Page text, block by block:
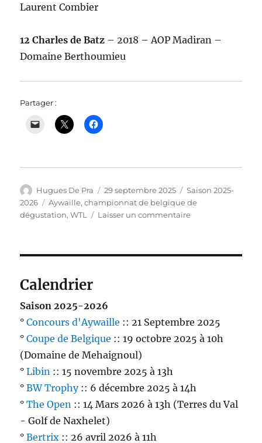
Laurent Combier
12 Charles de Batz – 2018 – AOP Madiran –
Domaine Berthoumieu
Partager :
Auteur
Hugues De Pra
Publié
le
29 septembre 2025 Catégories
Saison 2025-
2026
Étiquettes
Aywaille,championnat de belgique de
dégustation,WTL Laisser un commentairesur
à
Aywaille
Calendrier
Saison 2025-2026
°Concours d'Aywaille :: 21 Septembre 2025
°Coupe de Belgique :: 19 octobre 2025 à 10h
(Domaine de Mehaignoul)
°Libin :: 15 novembre 2025 à 13h
°BW Trophy:: 6 décembre 2025 à 14h
°The Open :: 14 Mars 2026 à 13h (Terres du Val
- Golf de Naxhelet)
°Bertrix :: 26 avril 2026 à 11h